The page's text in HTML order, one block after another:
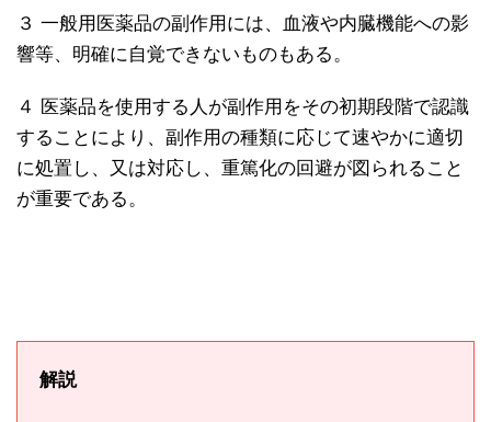
３ 一般用医薬品の副作用には、血液や内臓機能への影
響等、明確に自覚できないものもある。
４ 医薬品を使用する人が副作用をその初期段階で認識
することにより、副作用の種類に応じて速やかに適切
に処置し、又は対応し、重篤化の回避が図られること
が重要である。
解説